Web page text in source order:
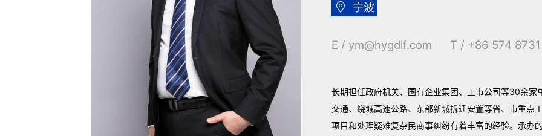
 宁波
E / ym@hygdlf.com T / +86 574 8731
长期担任政府机关、国有企业集团、上市公司等30余家
交通、绕城高速公路、东部新城拆迁安置等省、市重点
项目和处理疑难复杂民商事纠纷有着丰富的经验。承办